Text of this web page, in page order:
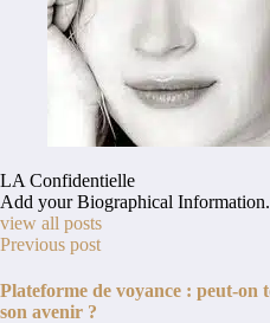
LA Confidentielle
Add your Biographical Information.
view all posts
Previous post
Plateforme de voyance : peut-on
son avenir ?